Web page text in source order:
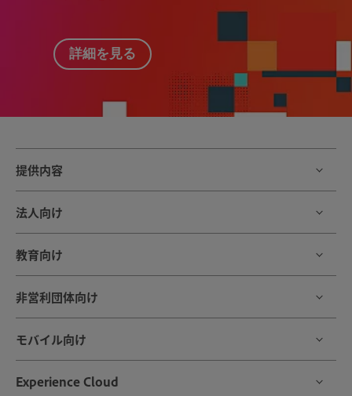
詳細を見る
提供内容
法人向け
教育向け
非営利団体向け
モバイル向け
Experience Cloud